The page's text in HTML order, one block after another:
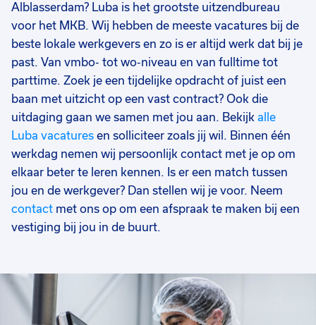
Alblasserdam? Luba is het grootste uitzendbureau
voor het MKB. Wij hebben de meeste vacatures bij de
beste lokale werkgevers en zo is er altijd werk dat bij je
past. Van vmbo- tot wo-niveau en van fulltime tot
parttime. Zoek je een tijdelijke opdracht of juist een
baan met uitzicht op een vast contract? Ook die
uitdaging gaan we samen met jou aan. Bekijk alle
Luba vacatures en solliciteer zoals jij wil. Binnen één
werkdag nemen wij persoonlijk contact met je op om
elkaar beter te leren kennen. Is er een match tussen
jou en de werkgever? Dan stellen wij je voor. Neem
contact met ons op om een afspraak te maken bij een
vestiging bij jou in de buurt.